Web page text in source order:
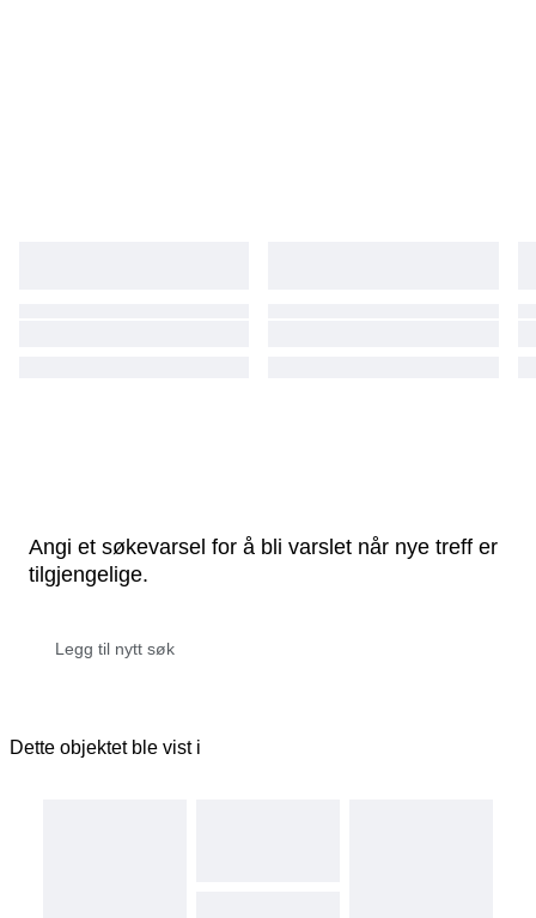
Angi et søkevarsel for å bli varslet når nye treff er
tilgjengelige.
Dette objektet ble vist i